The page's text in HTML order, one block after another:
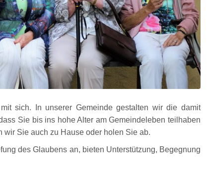
sich. In unserer Gemeinde gestalten wir die damit
Sie bis ins hohe Alter am Gemeindeleben teilhaben
wir Sie auch zu Hause oder holen Sie ab.
des Glaubens an, bieten Unterstützung, Begegnung